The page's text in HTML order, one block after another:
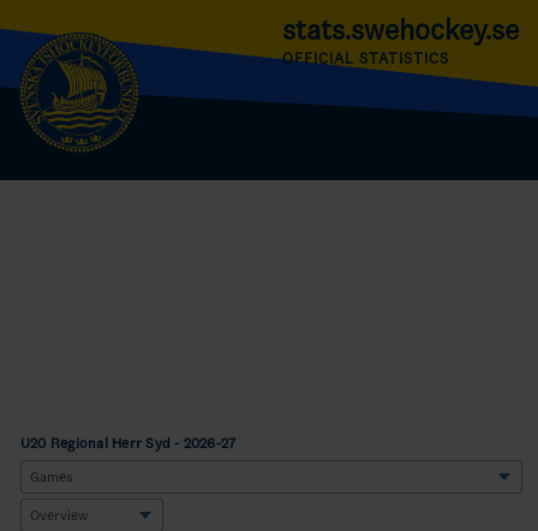
stats.swehockey.se
OFFICIAL STATISTICS
U20 Regional Herr Syd - 2026-27